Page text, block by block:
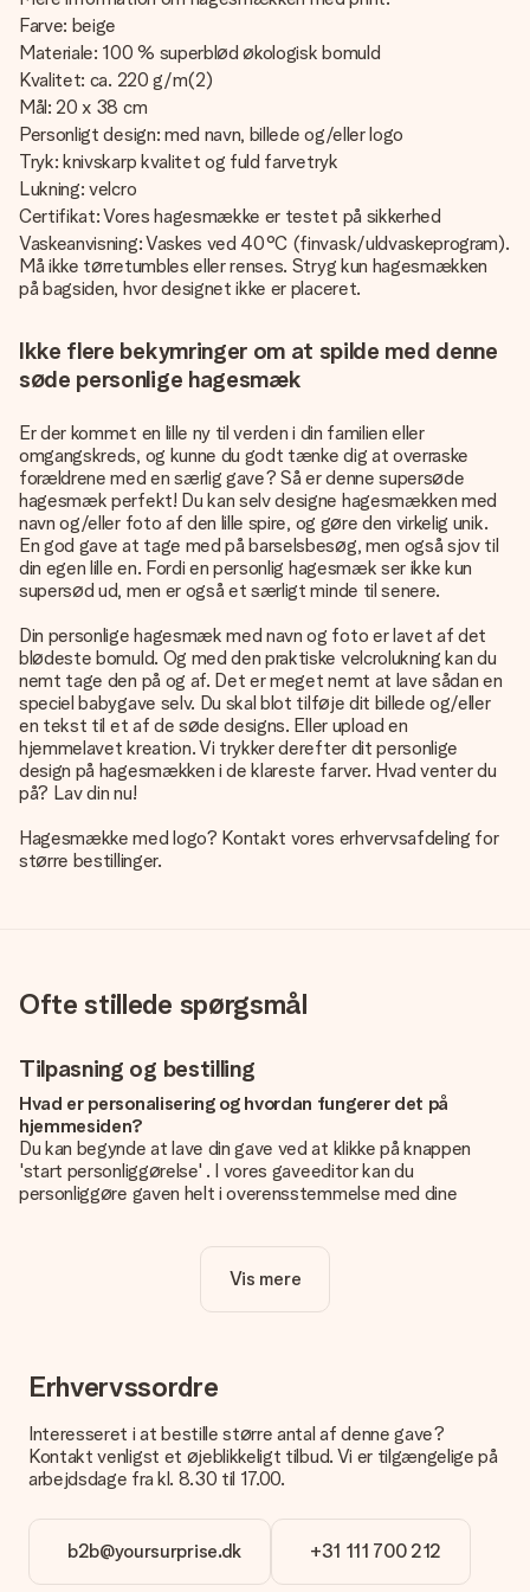
Farve: beige
Materiale: 100 % superblød økologisk bomuld
Kvalitet: ca. 220 g/m(2)
Mål: 20 x 38 cm
Personligt design: med navn, billede og/eller logo
Tryk: knivskarp kvalitet og fuld farvetryk
Lukning: velcro
Certifikat: Vores hagesmække er testet på sikkerhed
Vaskeanvisning: Vaskes ved 40°C (finvask/uldvaskeprogram).
Må ikke tørretumbles eller renses. Stryg kun hagesmækken
på bagsiden, hvor designet ikke er placeret.
Ikke flere bekymringer om at spilde med denne
søde personlige hagesmæk
Er der kommet en lille ny til verden i din familien eller
omgangskreds, og kunne du godt tænke dig at overraske
forældrene med en særlig gave? Så er denne supersøde
hagesmæk perfekt! Du kan selv designe hagesmækken med
navn og/eller foto af den lille spire, og gøre den virkelig unik.
En god gave at tage med på barselsbesøg, men også sjov til
din egen lille en. Fordi en personlig hagesmæk ser ikke kun
supersød ud, men er også et særligt minde til senere.
Din personlige hagesmæk med navn og foto er lavet af det
blødeste bomuld. Og med den praktiske velcrolukning kan du
nemt tage den på og af. Det er meget nemt at lave sådan en
speciel babygave selv. Du skal blot tilføje dit billede og/eller
en tekst til et af de søde designs. Eller upload en
hjemmelavet kreation. Vi trykker derefter dit personlige
design på hagesmækken i de klareste farver. Hvad venter du
på? Lav din nu!
Hagesmække med logo? Kontakt vores erhvervsafdeling for
større bestillinger.
Ofte stillede spørgsmål
Tilpasning og bestilling
Hvad er personalisering og hvordan fungerer det på
hjemmesiden?
Du kan begynde at lave din gave ved at klikke på knappen
'start personliggørelse' . I vores gaveeditor kan du
personliggøre gaven helt i overensstemmelse med dine
Er personalisering inkluderet i prisen?
Prisen der vises på hjemmesiden omfatter personliggørelse
Hvordan ved jeg, om mit billede har den rigtige kvalitet?
Vi vil være sikre på, at du er helt tilfreds med din gave. Derfor
om kvaliteten af dit billede, kan du kontakte vores
kundeservice og vedlægge dit foto sammen med den gave,
du er interesseret i at bestille. Så kan de tjekke kvaliteten for
Hvilke formater kan jeg uploade?
Du kan bruge JPG- og PNG-filer til vores editor. Er dette for
Vis mere
Erhvervssordre
Interesseret i at bestille større antal af denne gave?
Kontakt venligst et øjeblikkeligt tilbud. Vi er tilgængelige på
arbejdsdage fra kl. 8.30 til 17.00.
b2b@yoursurprise.dk +31 111 700 212